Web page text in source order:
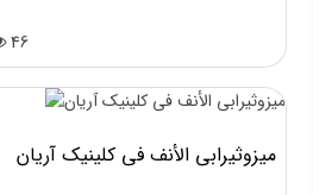
46
میزوثیرابي الأنف في کلینیک آریان